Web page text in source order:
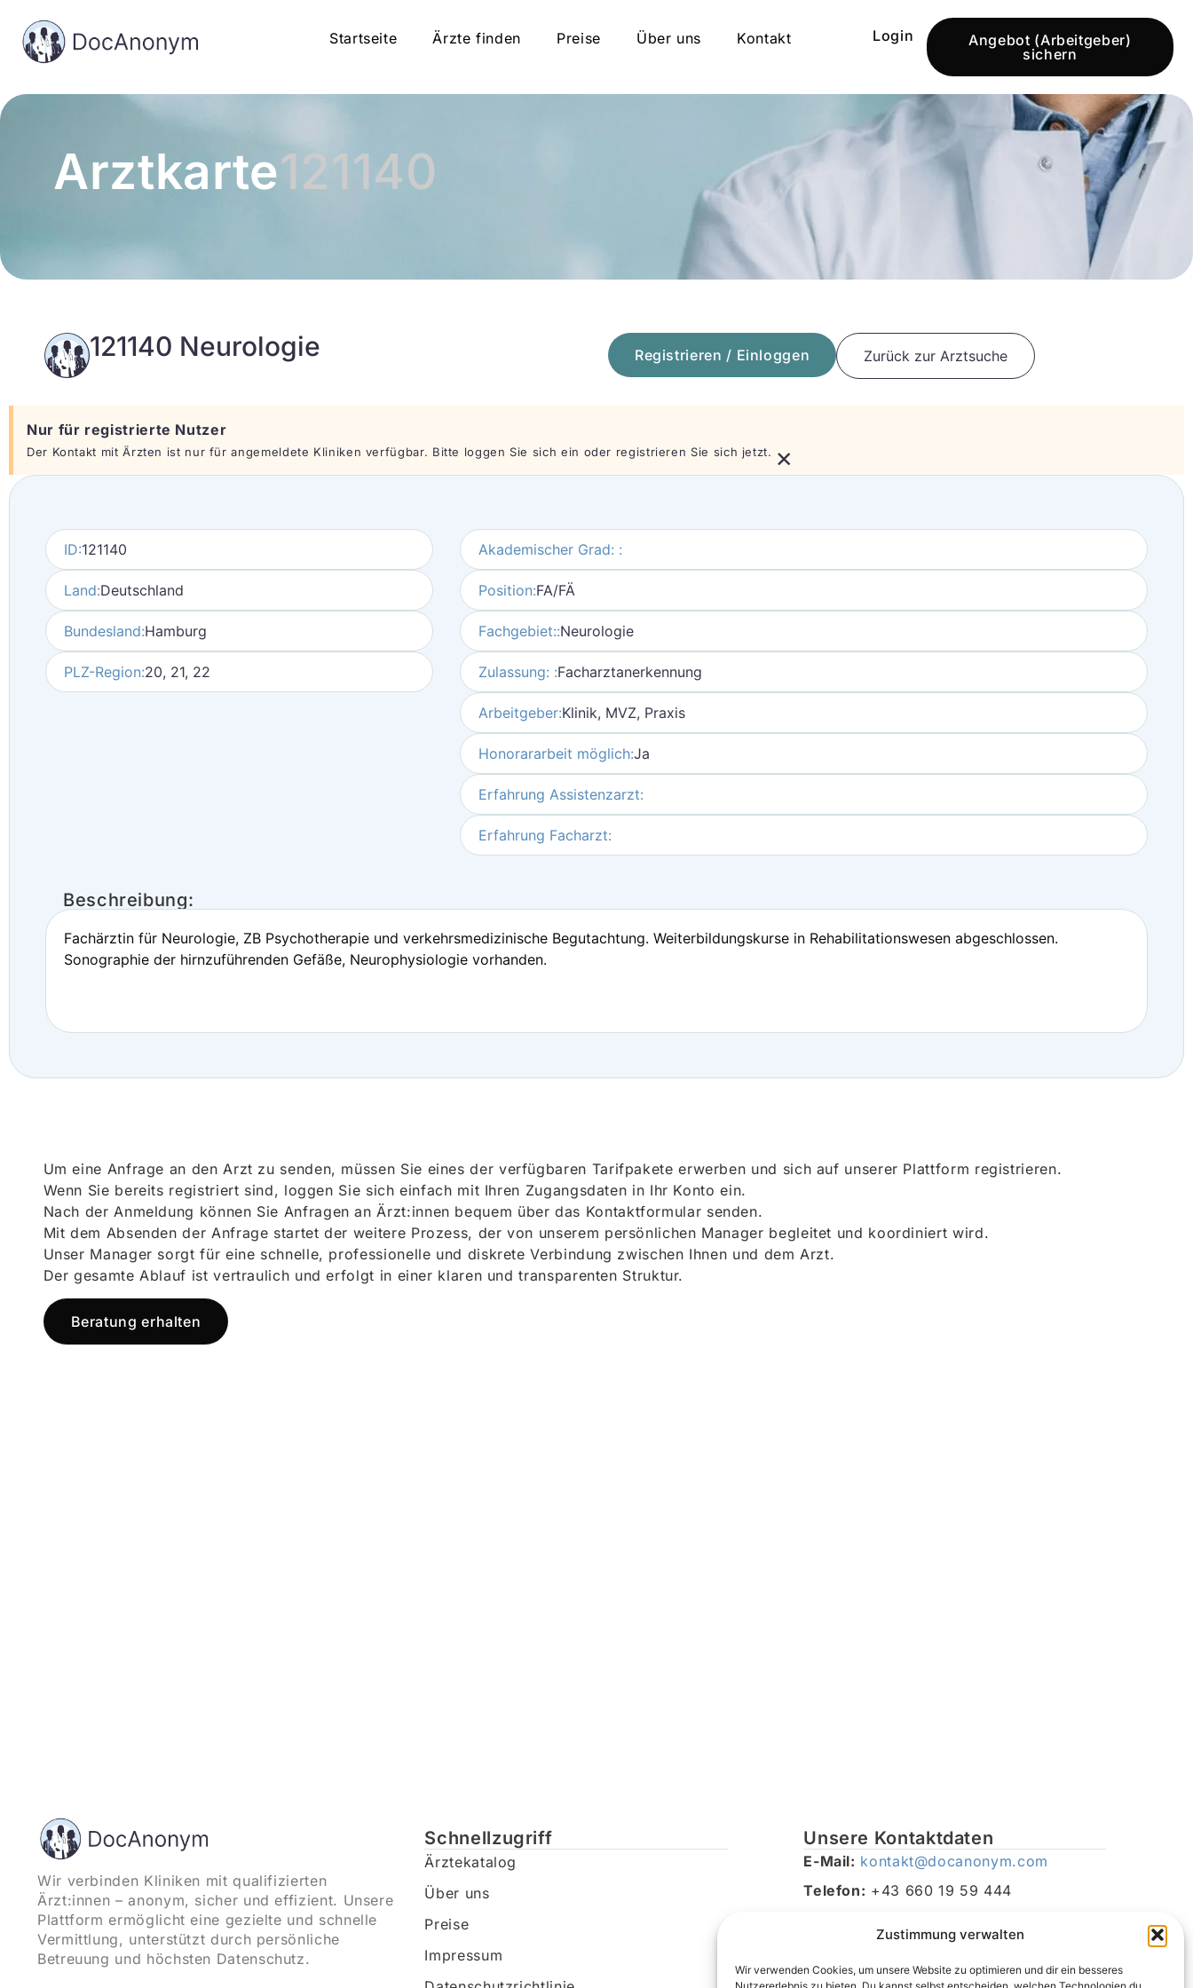
Zustimmung verwalten
Wir verwenden Cookies, um unsere Website zu optimieren und dir ein besseres
Startseite Ärzte finden Preise Über uns Kontakt Login
Angebot (Arbeitgeber)
sichern
Arztkarte121140
121140 Neurologie Registrieren / Einloggen Zurück zur Arztsuche
Nur für registrierte Nutzer
Der Kontakt mit Ärzten ist nur für angemeldete Kliniken verfügbar. Bitte loggen Sie sich ein oder registrieren Sie sich jetzt. ×
ID:121140
Land:Deutschland
Bundesland:Hamburg
PLZ-Region:20, 21, 22
Akademischer Grad: :
Position:FA/FÄ
Fachgebiet::Neurologie
Zulassung: :Facharztanerkennung
Arbeitgeber:Klinik, MVZ, Praxis
Honorararbeit möglich:Ja
Erfahrung Assistenzarzt:
Erfahrung Facharzt:
Beschreibung:
Fachärztin für Neurologie, ZB Psychotherapie und verkehrsmedizinische Begutachtung. Weiterbildungskurse in Rehabilitationswesen abgeschlossen.
Sonographie der hirnzuführenden Gefäße, Neurophysiologie vorhanden.
Um eine Anfrage an den Arzt zu senden, müssen Sie eines der verfügbaren Tarifpakete erwerben und sich auf unserer Plattform registrieren.
Wenn Sie bereits registriert sind, loggen Sie sich einfach mit Ihren Zugangsdaten in Ihr Konto ein.
Nach der Anmeldung können Sie Anfragen an Ärzt:innen bequem über das Kontaktformular senden.
Mit dem Absenden der Anfrage startet der weitere Prozess, der von unserem persönlichen Manager begleitet und koordiniert wird.
Unser Manager sorgt für eine schnelle, professionelle und diskrete Verbindung zwischen Ihnen und dem Arzt.
Der gesamte Ablauf ist vertraulich und erfolgt in einer klaren und transparenten Struktur.
Beratung erhalten
Wir verbinden Kliniken mit qualifizierten
Ärzt:innen – anonym, sicher und effizient. Unsere
Plattform ermöglicht eine gezielte und schnelle
Vermittlung, unterstützt durch persönliche
Betreuung und höchsten Datenschutz.
Schnellzugriff
Ärztekatalog
Über uns
Preise
Impressum
Unsere Kontaktdaten
E-Mail: kontakt@docanonym.com
Telefon: +43 660 19 59 444
Traunsee, Österreich